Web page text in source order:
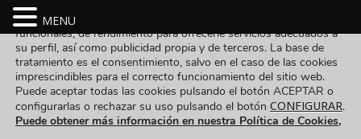
MENU
Utilizamos cookies propias y de terceros para fines analíticos,
funcionales, de rendimiento para ofrecerle servicios adecuados a
su perfil, así como publicidad propia y de terceros. La base de
tratamiento es el consentimiento, salvo en el caso de las cookies
imprescindibles para el correcto funcionamiento del sitio web.
Puede aceptar todas las cookies pulsando el botón ACEPTAR o
configurarlas o rechazar su uso pulsando el botón CONFIGURAR.
Puede obtener más información en nuestra Política de Cookies,